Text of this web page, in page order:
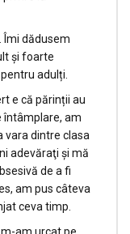
Îmi dădusem
și foarte
adulți.
e că părinții au
întâmplare, am
vara dintre clasa
adevăraţi şi mă
de a fi
am pus câteva
ceva timp.
am urcat pe